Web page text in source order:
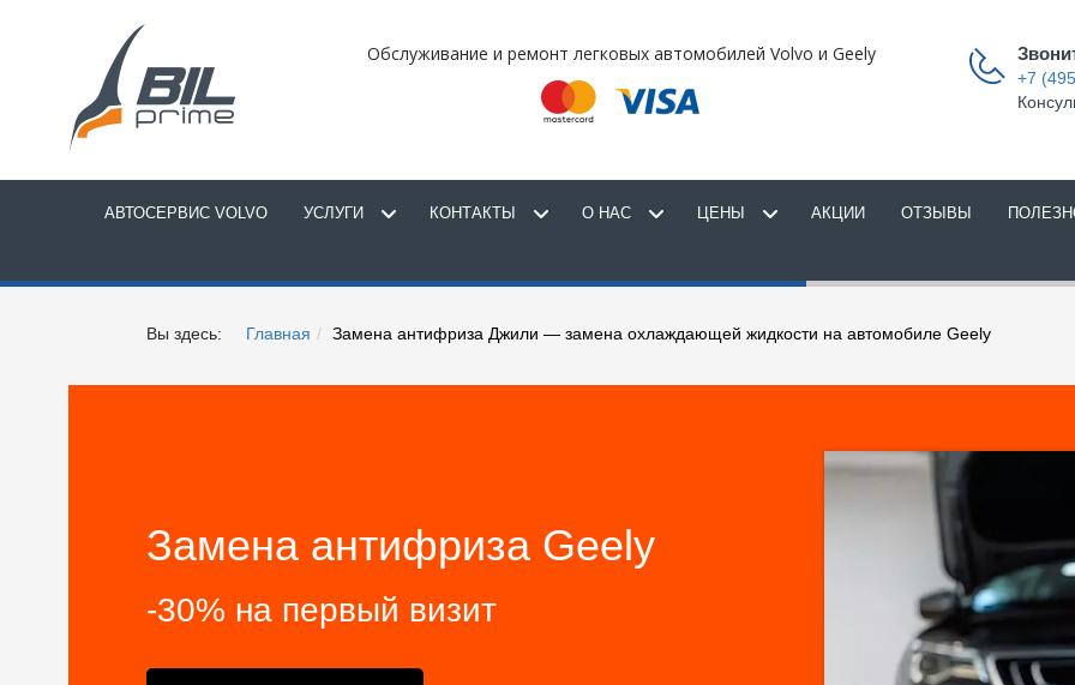
Обслуживание и ремонт легковых автомобилей Volvo и Geely
+7
АВТОСЕРВИС VOLVO УСЛУГИ КОНТАКТЫ О НАС ЦЕНЫ АКЦИИ ОТЗЫВЫ
Вы здесь: Главная Замена антифриза Джили — замена охлаждающей жидкости на автомобиле Geely
Замена антифриза Geely
-30% на первый визит